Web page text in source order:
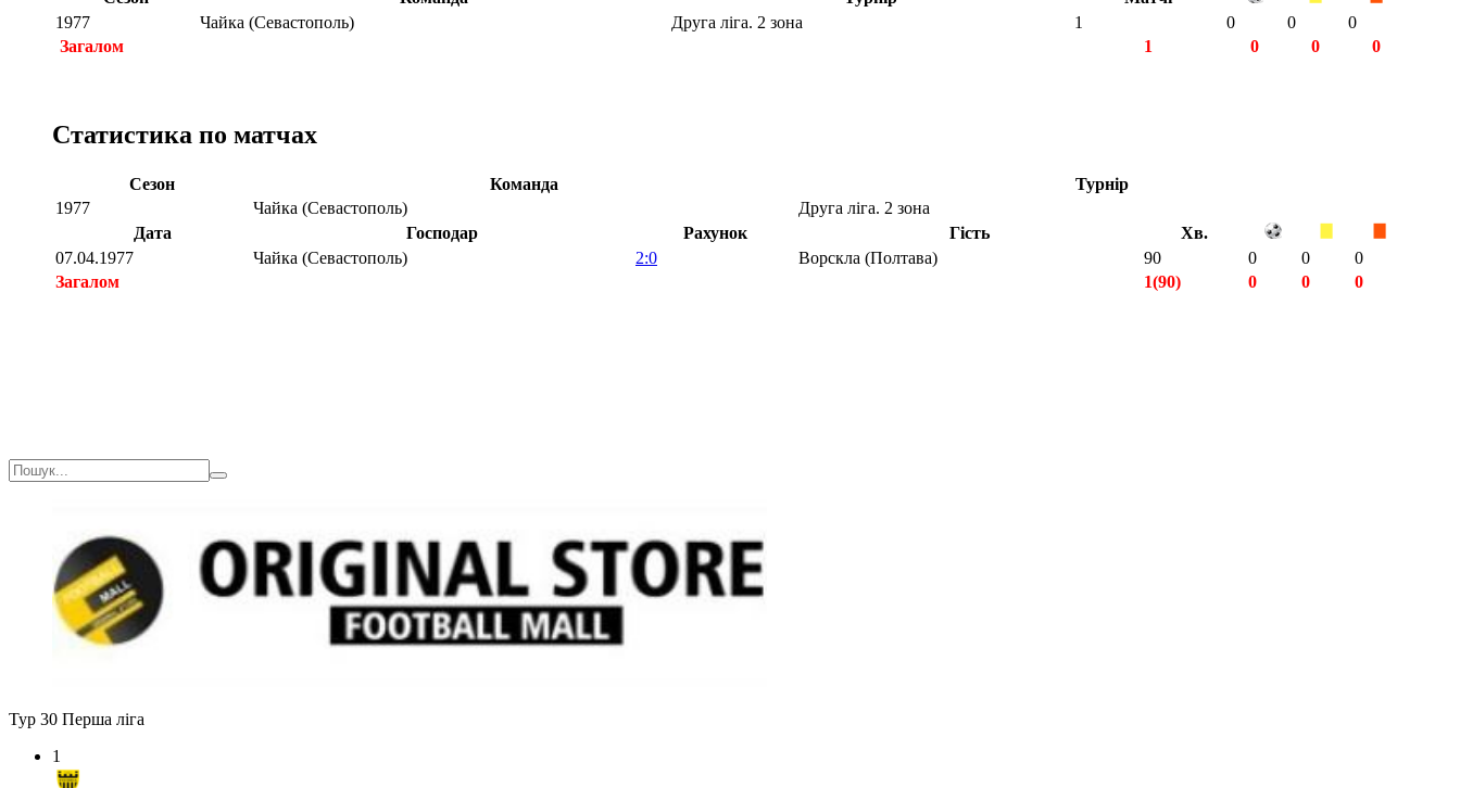
1977
Чайка (Севастополь) Друга ліга. 2 зона 1 0 0
0
Загалом
1 0 0 0
Статистика по матчах
Сезон Команда
Турнір
1977
Чайка (Севастополь)
Друга ліга. 2 зона
Дата
Господар Рахунок Гість
Хв.
07.04.1977
Чайка (Севастополь) 2:0 Ворскла (Полтава) 90 0 0
0
Загалом
1(90) 0 0
0
Тур 30 Перша ліга
1